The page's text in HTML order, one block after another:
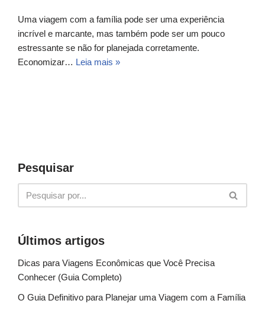
Uma viagem com a família pode ser uma experiência
incrível e marcante, mas também pode ser um pouco
estressante se não for planejada corretamente.
Economizar… Leia mais »
Pesquisar
Últimos artigos
Dicas para Viagens Econômicas que Você Precisa
Conhecer (Guia Completo)
O Guia Definitivo para Planejar uma Viagem com a Família